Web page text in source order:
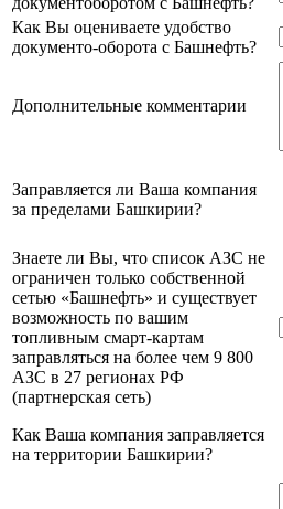
Как Вы оцениваете удобство
документо-оборота с Башнефть?
Дополнительные комментарии
Заправляется ли Ваша компания
за пределами Башкирии?
Знаете ли Вы, что список АЗС не
ограничен только собственной
сетью «Башнефть» и существует
возможность по вашим
топливным смарт-картам
заправляться на более чем 9 800
АЗС в 27 регионах РФ
(партнерская сеть)
Как Ваша компания заправляется
на территории Башкирии?